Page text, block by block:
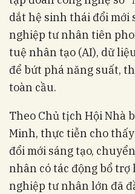
dắt hệ sinh thái đổi mới
nghiệp tư nhân tiên
tuệ nhân tạo (AI), dữ
để bứt phá năng suất,
toàn cầu.
Theo Chủ tịch Hội Nhà
Minh, thực tiễn cho
đổi mới sáng tạo,
nhân có tác động bổ
nghiệp tư nhân lớn đã